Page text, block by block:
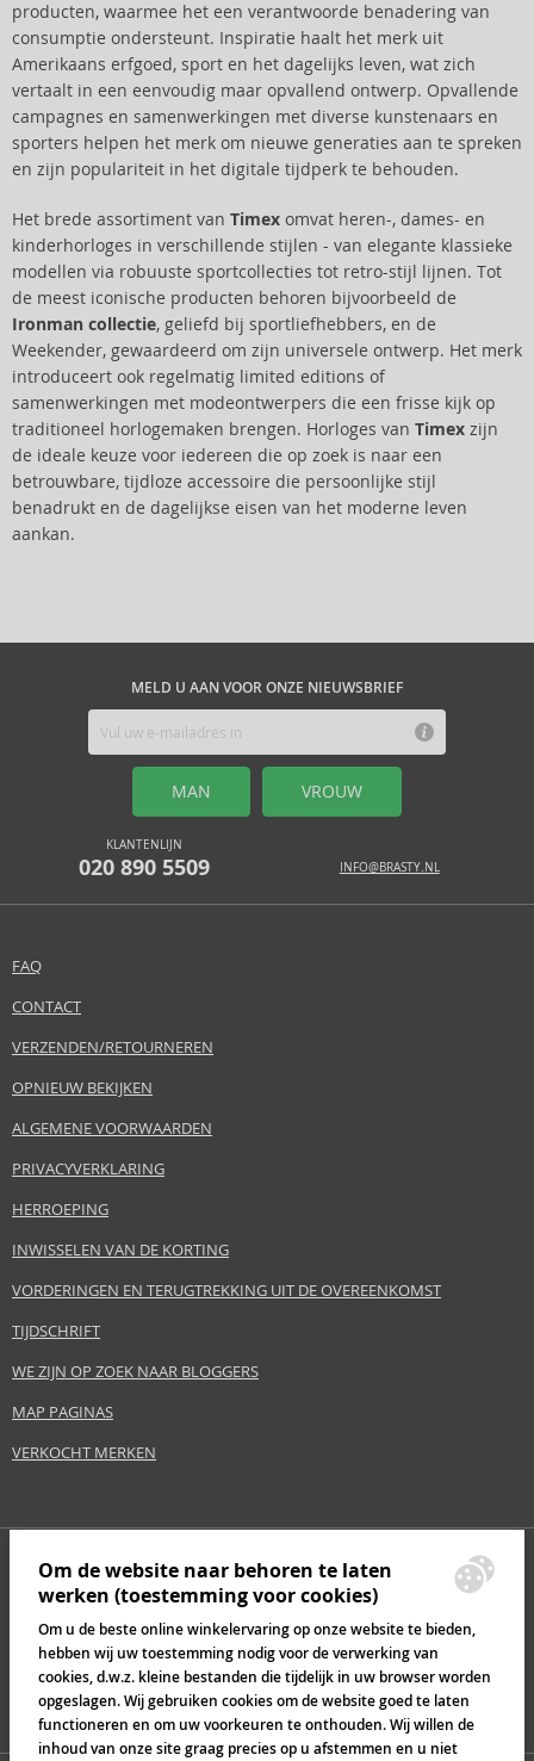
producten, waarmee het een verantwoorde benadering van
consumptie ondersteunt. Inspiratie haalt het merk uit
Amerikaans erfgoed, sport en het dagelijks leven, wat zich
vertaalt in een eenvoudig maar opvallend ontwerp. Opvallende
campagnes en samenwerkingen met diverse kunstenaars en
sporters helpen het merk om nieuwe generaties aan te spreken
en zijn populariteit in het digitale tijdperk te behouden.
Het brede assortiment van Timex omvat heren-, dames- en
kinderhorloges in verschillende stijlen - van elegante klassieke
modellen via robuuste sportcollecties tot retro-stijl lijnen. Tot
de meest iconische producten behoren bijvoorbeeld de
Ironman collectie, geliefd bij sportliefhebbers, en de
Weekender, gewaardeerd om zijn universele ontwerp. Het merk
introduceert ook regelmatig limited editions of
samenwerkingen met modeontwerpers die een frisse kijk op
traditioneel horlogemaken brengen. Horloges van Timex zijn
de ideale keuze voor iedereen die op zoek is naar een
betrouwbare, tijdloze accessoire die persoonlijke stijl
benadrukt en de dagelijkse eisen van het moderne leven
aankan.
MELD U AAN VOOR ONZE NIEUWSBRIEF
MAN VROUW
KLANTENLIJN
020 890 5509 INFO@BRASTY.NL
FAQ
CONTACT
VERZENDEN/RETOURNEREN
OPNIEUW BEKIJKEN
ALGEMENE VOORWAARDEN
PRIVACYVERKLARING
HERROEPING
INWISSELEN VAN DE KORTING
VORDERINGEN EN TERUGTREKKING UIT DE OVEREENKOMST
TIJDSCHRIFT
WE ZIJN OP ZOEK NAAR BLOGGERS
MAP PAGINAS
VERKOCHT MERKEN
Om de website naar behoren te laten
werken (toestemming voor cookies)
Om u de beste online winkelervaring op onze website te bieden,
hebben wij uw toestemming nodig voor de verwerking van
cookies, d.w.z. kleine bestanden die tijdelijk in uw browser worden
opgeslagen. Wij gebruiken cookies om de website goed te laten
functioneren en om uw voorkeuren te onthouden. Wij willen de
inhoud van onze site graag precies op u afstemmen en u niet